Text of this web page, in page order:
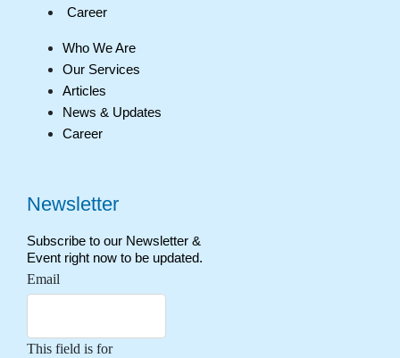
Career
Who We Are
Our Services
Articles
News & Updates
Career
Newsletter
Subscribe to our Newsletter &
Event right now to be updated.
Email
This field is for